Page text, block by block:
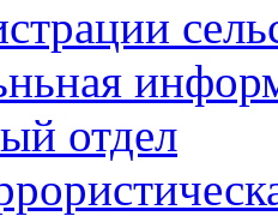
отдел